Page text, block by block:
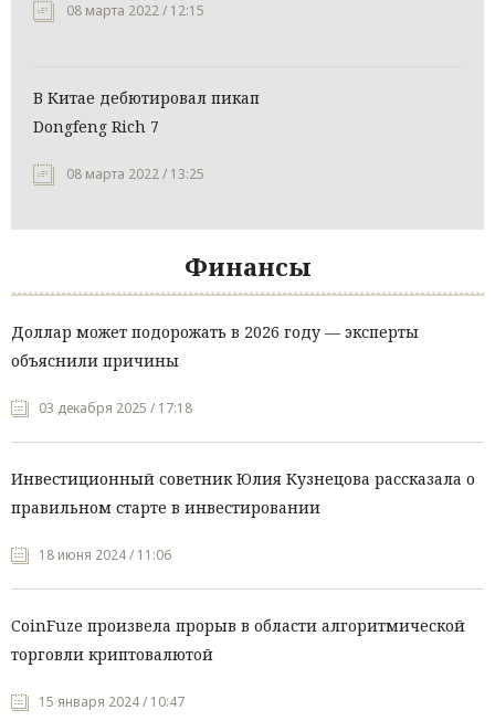
08 марта 2022 / 12:15
В Китае дебютировал пикап
Dongfeng Rich 7
08 марта 2022 / 13:25
Финансы
Доллар может подорожать в 2026 году — эксперты
объяснили причины
03 декабря 2025 / 17:18
Инвестиционный советник Юлия Кузнецова рассказала о
правильном старте в инвестировании
18 июня 2024 / 11:06
CoinFuze произвела прорыв в области алгоритмической
торговли криптовалютой
15 января 2024 / 10:47